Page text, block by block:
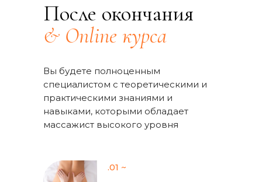
После окончания
& Online курса
.01 ~
Вы будете полноценным
специалистом с теоретическими и
практическими знаниями и
навыками, которыми обладает
массажист высокого уровня